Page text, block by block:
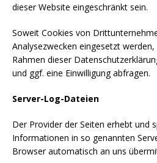
dieser Website eingeschränkt sein.
Soweit Cookies von
Analysezwecken eingesetzt
Rahmen dieser
und ggf. eine Einwilligung abfragen.
Server-Log-Dateien
Der Provider der Seiten erhebt und
Informationen in so genannten
Browser automatisch an uns